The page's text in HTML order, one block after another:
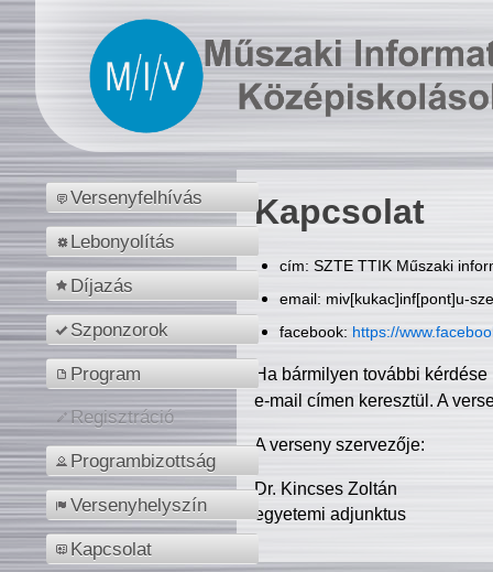
Versenyfelhívás
Lebonyolítás
Díjazás
Szponzorok
Program
Regisztráció
Programbizottság
Versenyhelyszín
Kapcsolat
Kapcsolat
cím: SZTE TTIK Műszaki
email: miv[kukac]inf[pont]u-
facebook: https://
Ha bármilyen további
e-mail címen keresztül. A
A verseny szervezője:
Dr. Kincses Zoltán
egyetemi adjunktus